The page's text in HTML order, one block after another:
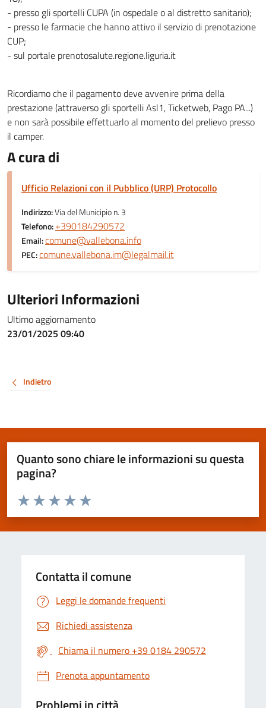
- presso gli sportelli CUPA (in ospedale o al distretto sanitario);
- presso le farmacie che hanno attivo il servizio di prenotazione
CUP;
- sul portale prenotosalute.regione.liguria.it
Ricordiamo che il pagamento deve avvenire prima della
prestazione (attraverso gli sportelli Asl1, Ticketweb, Pago PA...)
e non sarà possibile effettuarlo al momento del prelievo presso
il camper.
A cura di
Ufficio Relazioni con il Pubblico (URP) Protocollo
Indirizzo:Via del Municipio n. 3
Telefono:+390184290572
Email:comune@vallebona.info
PEC:comune.vallebona.im@legalmail.it
Ulteriori Informazioni
Ultimo aggiornamento
23/01/2025 09:40
Indietro
Quanto sono chiare le informazioni su questa
pagina?
Valuta da 1 a 5 stelle la pagina
Valuta 5 stelle su 5
Valuta 4 stelle su 5
Valuta 3 stelle su 5
Valuta 2 stelle su 5
Valuta 1 stelle su 5
Contatta il comune
Leggi le domande frequenti
Richiedi assistenza
Chiama il numero +39 0184 290572
Prenota appuntamento